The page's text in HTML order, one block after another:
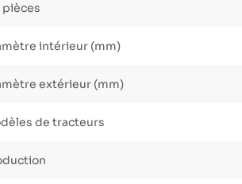
pièces
intérieur (mm)
extérieur (mm)
de tracteurs